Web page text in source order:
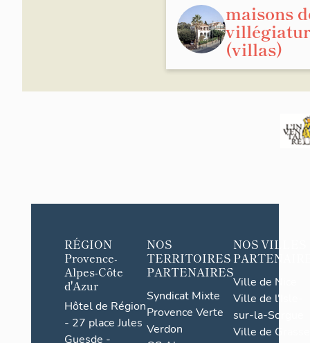
maisons
(villas)
RÉGION
Provence-
Alpes-Côte
d'Azur
Hôtel de Région
- 27 place Jules
Guesde -
NOS
TERRITOIRES
PARTENAIRES
Syndicat Mixte
Provence Verte
Verdon
NOS VILLES
Ville de Nice
Ville de l'Isle-
sur-la-Sorgue
Ville de Grasse